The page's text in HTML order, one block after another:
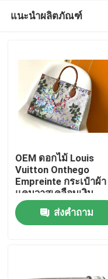
แนะนำผลิตภัณฑ์
OEM ดอกไม้ Louis
Vuitton Onthego
Empreinte กระเป๋าผ้า
แคนวาสเคลือบเงิน
ส่งคำถาม